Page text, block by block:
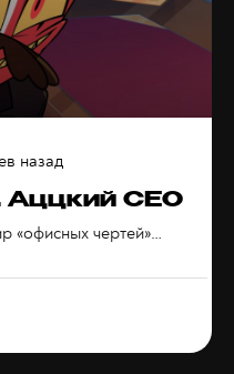
CEO
«офисных чертей»…
назад